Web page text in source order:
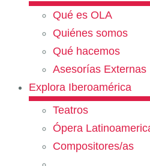
Qué es OLA
Quiénes somos
Qué hacemos
Asesorías Externas
Explora Iberoamérica
Teatros
Ópera
Compositores/as